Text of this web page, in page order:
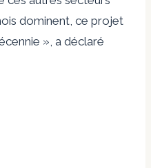
dominent, ce projet
», a déclaré